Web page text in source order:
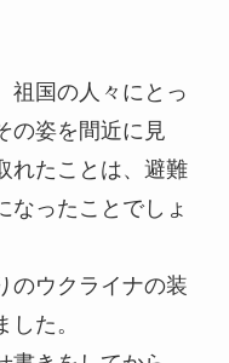
祖国の人々にとっ
の姿を間近に見
れたことは、避難
なったことでしょ
のウクライナの装
た。